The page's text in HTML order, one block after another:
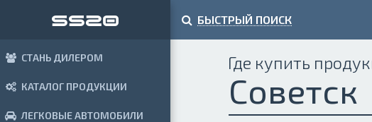
БЫСТРЫЙ ПОИСК
СТАНЬ ДИЛЕРОМ
КАТАЛОГ ПРОДУКЦИИ
ЛЕГКОВЫЕ АВТОМОБИЛИ
Где купить
Советск